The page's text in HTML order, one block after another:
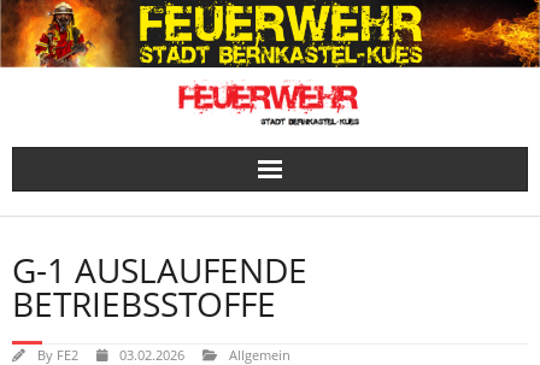
Skip
to
content
G-1 AUSLAUFENDE
BETRIEBSSTOFFE
By FE2 03.02.2026 Allgemein